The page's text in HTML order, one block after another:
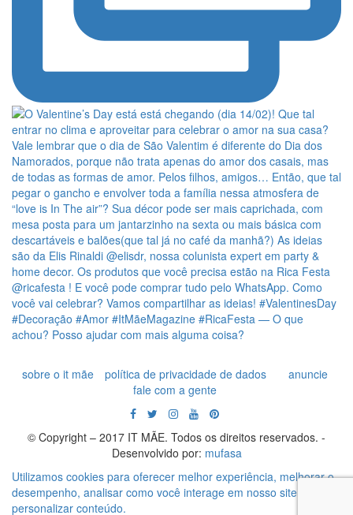
sobre o it mãe política de privacidade de dados
anuncie
fale com a gente
© Copyright – 2017 IT MÃE. Todos os direitos reservados. -
Desenvolvido por: mufasa
Utilizamos cookies para oferecer melhor experiência, melhorar o
desempenho, analisar como você interage em nosso site e
personalizar conteúdo.